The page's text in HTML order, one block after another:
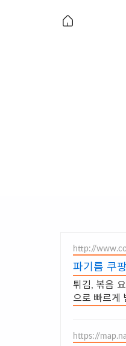
http://
파기름 쿠
튀김, 볶음
으로 빠르게
https://